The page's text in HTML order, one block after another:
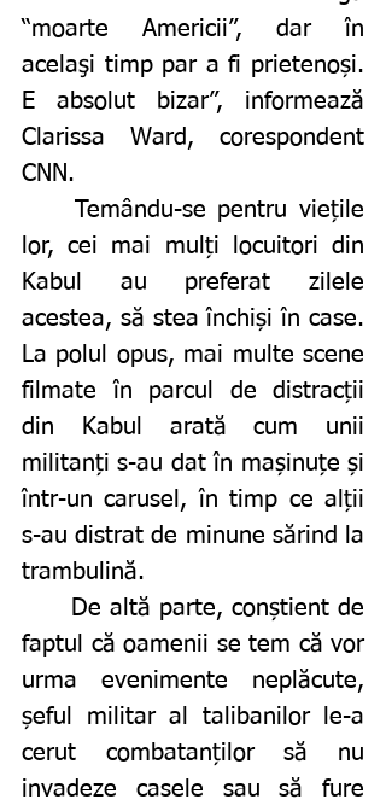
“moarte Americii”, dar în
acelaşi timp par a fi prietenoși.
E absolut bizar”, informează
Clarissa Ward, corespondent
CNN.
lor, cei mai mulți locuitori din
Kabul au preferat zilele
acestea, să stea închiși în case.
La polul opus, mai multe scene
filmate în parcul de distracții
din Kabul arată cum unii
militanți s-au dat în mașinuțe și
într-un carusel, în timp ce alții
s-au distrat de minune sărind la
trambulină.
faptul că oamenii se tem că vor
urma evenimente neplăcute,
șeful militar al talibanilor le-a
cerut combatanților să nu
invadeze casele sau să fure